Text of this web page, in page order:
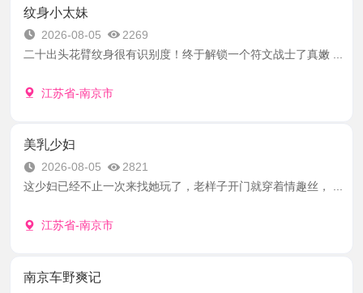
纹身小太妹
2026-08-05
2269
二十出头花臂纹身很有识别度！终于解锁一个符文战士了真嫩 ...
江苏省-南京市
美乳少妇
2026-08-05
2821
这少妇已经不止一次来找她玩了，老样子开门就穿着情趣丝， ...
江苏省-南京市
南京车野爽记